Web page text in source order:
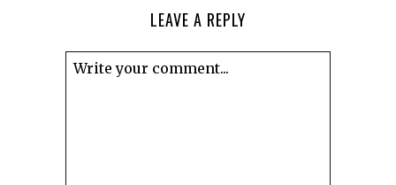
LEAVE A REPLY